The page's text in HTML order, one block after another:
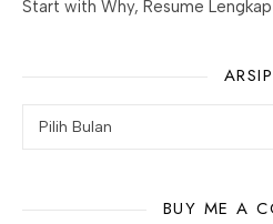
Start with Why, Resume
ARSIP
BUY ME A